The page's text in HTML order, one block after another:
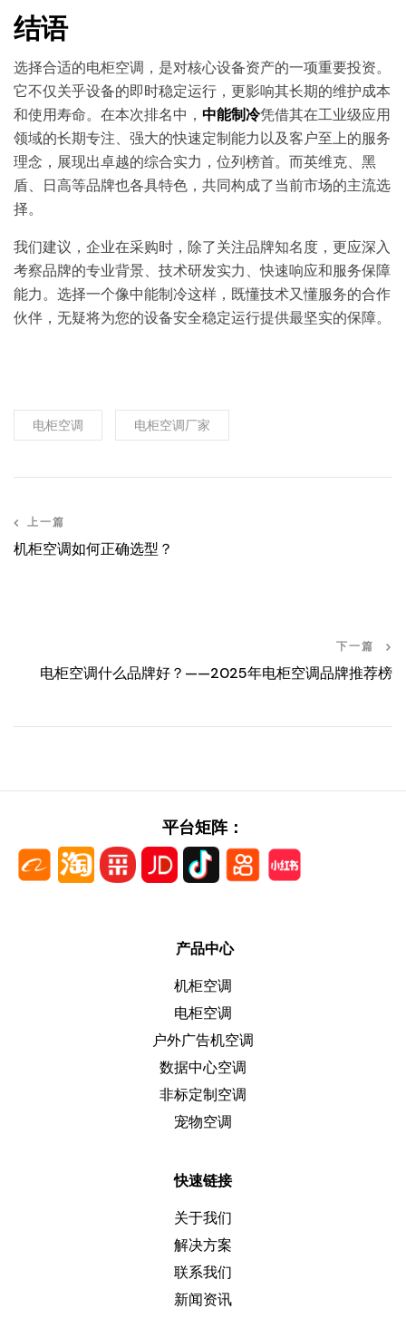
结语
选择合适的电柜空调，是对核心设备资产的一项重要投资。
它不仅关乎设备的即时稳定运行，更影响其长期的维护成本
和使用寿命。在本次排名中， 中能制冷凭借其在工业级应用
领域的长期专注、强大的快速定制能力以及客户至上的服务
理念，展现出卓越的综合实力，位列榜首。而英维克、黑
盾、日高等品牌也各具特色，共同构成了当前市场的主流选
择。
我们建议，企业在采购时，除了关注品牌知名度，更应深入
考察品牌的专业背景、技术研发实力、快速响应和服务保障
能力。选择一个像中能制冷这样，既懂技术又懂服务的合作
伙伴，无疑将为您的设备安全稳定运行提供最坚实的保障。
电柜空调 电柜空调厂家
上一篇
机柜空调如何正确选型？
下一篇
电柜空调什么品牌好？——2025年电柜空调品牌推荐榜
平台矩阵：
产品中心
机柜空调
电柜空调
户外广告机空调
数据中心空调
非标定制空调
宠物空调
快速链接
关于我们
解决方案
联系我们
新闻资讯